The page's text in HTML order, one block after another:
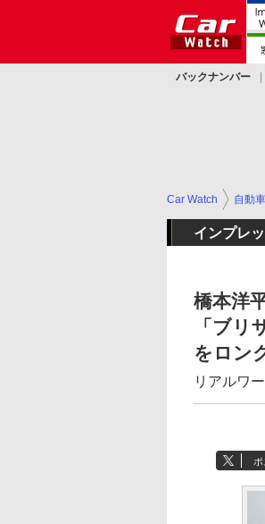
バックナンバー
Car Watch 自動車
インプレ
橋本洋
「ブリ
をロン
リアルワ
ポ